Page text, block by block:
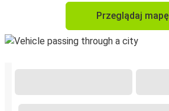
Przeglądaj mapę